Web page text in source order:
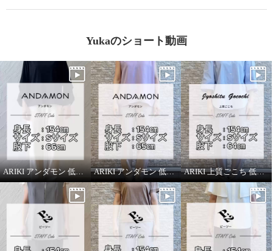
Yukaのショート動画
ARIKI アンダモン 低身長スタッフがはいてみました！ ARIKI アンダモン 低身長スタッフがはいてみました！ ARIKI 上質ごこち 低身長スタッフがはいてみました！